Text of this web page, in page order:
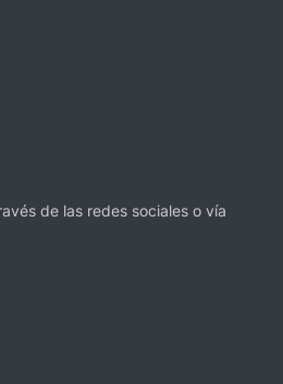
de las redes sociales o vía